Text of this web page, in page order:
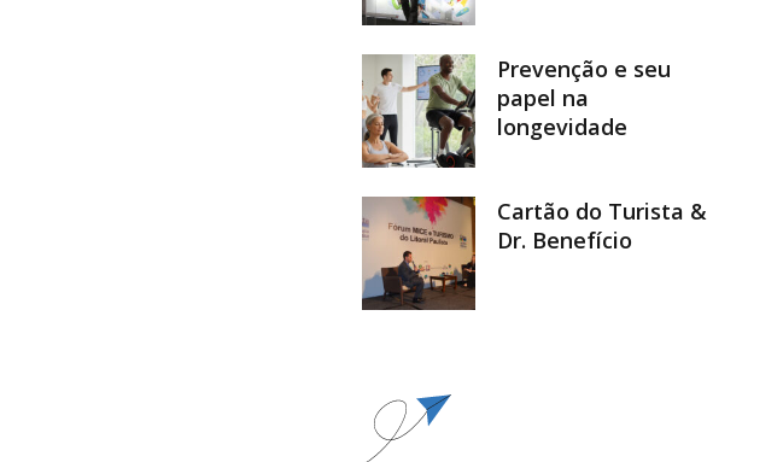
Prevenção e seu
papel na
longevidade
Cartão do Turista &
Dr. Benefício